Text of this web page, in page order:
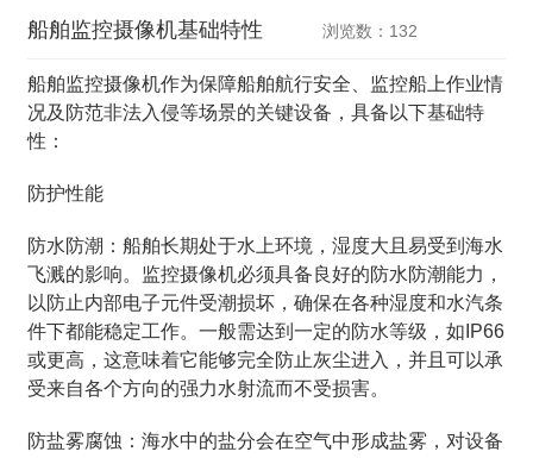
船舶监控摄像机基础特性 浏览数：132
船舶监控摄像机作为保障船舶航行安全、监控船上作业情
况及防范非法入侵等场景的关键设备，具备以下基础特
性：
防护性能
防水防潮：船舶长期处于水上环境，湿度大且易受到海水
飞溅的影响。监控摄像机必须具备良好的防水防潮能力，
以防止内部电子元件受潮损坏，确保在各种湿度和水汽条
件下都能稳定工作。一般需达到一定的防水等级，如IP66
或更高，这意味着它能够完全防止灰尘进入，并且可以承
受来自各个方向的强力水射流而不受损害。
防盐雾腐蚀：海水中的盐分会在空气中形成盐雾，对设备